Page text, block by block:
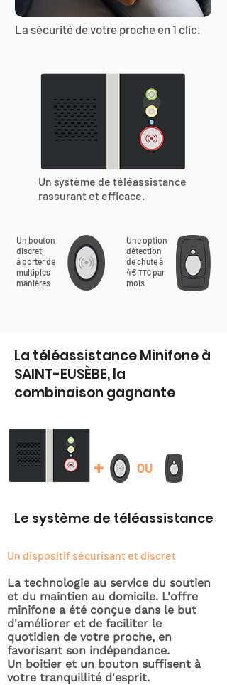
La sécurité de votre proche en 1 clic.
Un système de téléassistance
rassurant et efficace.
Un bouton
discret,
à porter de
multiples
manières
Une option
détection
de chute à
4€ TTC par
mois
La téléassistance Minifone à
SAINT-EUSÈBE, la
combinaison gagnante
+ OU
Le système de téléassistance
Un dispositif sécurisant et discret
La technologie au service du soutien
et du maintien au domicile. L'offre
minifone a été conçue dans le but
d'améliorer et de faciliter le
quotidien de votre proche, en
favorisant son indépendance.
Un boitier et un bouton suffisent à
votre tranquillité d'esprit.